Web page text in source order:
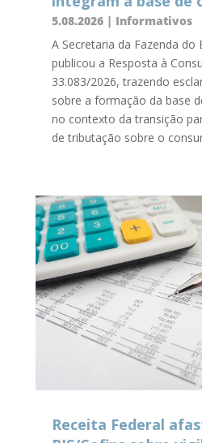
5.08.2026| Informativos
A Secretaria da Fazenda do
publicou a Resposta à
33.083/2026, trazendo
sobre a formação da base
no contexto da transição
de tributação sobre o
Receita Federal